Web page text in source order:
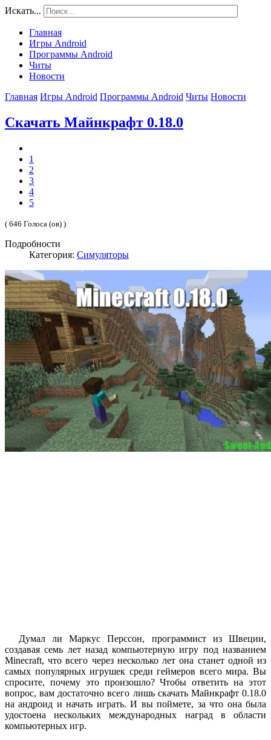
Искать...
Главная
Игры Android
Программы Android
Читы
Новости
Главная Игры Android Программы Android Читы Новости
Скачать Майнкрафт 0.18.0
1
2
3
4
5
( 646 Голоса (ов) )
Подробности
Категория: Симуляторы
Думал ли Маркус Перссон, программист из Швеции,
создавая семь лет назад компьютерную игру под названием
Minecraft, что всего через несколько лет она станет одной из
самых популярных игрушек среди геймеров всего мира. Вы
спросите, почему это произошло? Чтобы ответить на этот
вопрос, вам достаточно всего лишь скачать Майнкрафт 0.18.0
на андроид и начать играть. И вы поймете, за что она была
удостоена нескольких международных наград в области
компьютерных игр.